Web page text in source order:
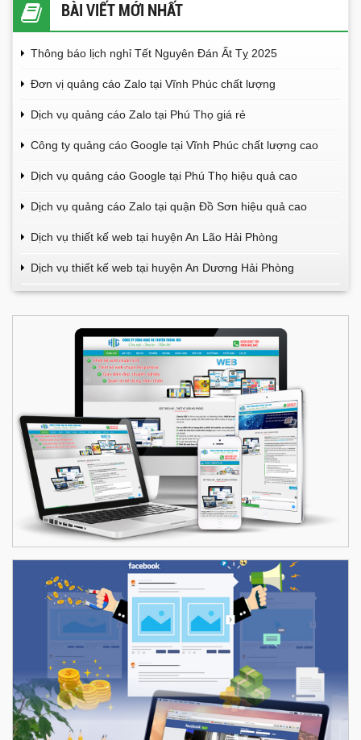
BÀI VIẾT MỚI NHẤT
Thông báo lịch nghỉ Tết Nguyên Đán Ất Tỵ 2025
Đơn vị quảng cáo Zalo tại Vĩnh Phúc chất lượng
Dịch vụ quảng cáo Zalo tại Phú Thọ giá rẻ
Công ty quảng cáo Google tại Vĩnh Phúc chất lượng cao
Dịch vụ quảng cáo Google tại Phú Thọ hiệu quả cao
Dịch vụ quảng cáo Zalo tại quận Đồ Sơn hiệu quả cao
Dịch vụ thiết kế web tại huyện An Lão Hải Phòng
Dịch vụ thiết kế web tại huyện An Dương Hải Phòng